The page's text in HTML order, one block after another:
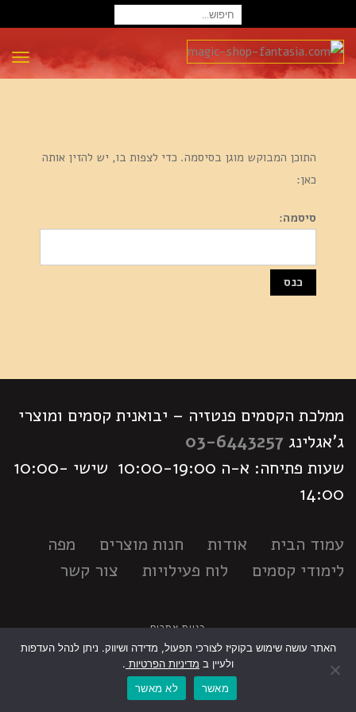
התוכן המבוקש מוגן בסיסמה. כדי לצפות בו, יש להזין אותה
כאן:
סיסמה:
ממלכת הקסמים פנטזיה – יבואנית קסמים ומוצרי
ג'אגלינג 03-6443257
שעות פתיחה: א-ה 10:00-19:00 שישי 10:00-
14:00
עמוד הבית אודות חנות מוצרים
מפה
לימודי קסמים
לוח פעילויות צור קשר
בניית אתרים
האתר עושה שימוש בקוקיז לצורכי תפעול, מדידה ושיווק. ניתן לנהל העדפות
ולעיין ב מדיניות הפרטיות .
מאשר
לא מאשר